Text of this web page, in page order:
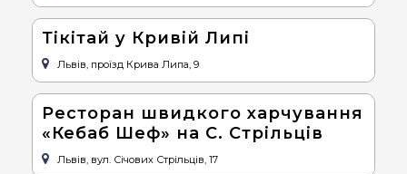
Тікітай у Кривій Липі
Львів, проїзд Крива Липа, 9
Ресторан швидкого харчування
«Кебаб Шеф» на С. Стрільців
Львів, вул. Січових Стрільців, 17